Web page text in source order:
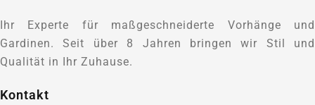
Ihr Experte für maßgeschneiderte Vorhänge und
Gardinen. Seit über 8 Jahren bringen wir Stil und
Qualität in Ihr Zuhause.
Kontakt